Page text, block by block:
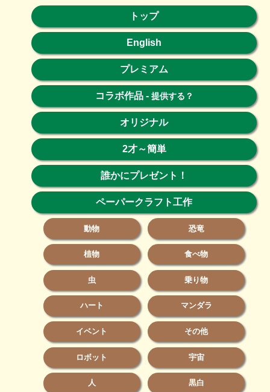
トップ
English
プレミアム
コラボ作品- 提供する？
オリジナル
2才～簡単
誰かにプレゼント！
ペーパークラフト工作
動物 恐竜
植物 食べ物
虫 乗り物
ハート マンダラ
イベント その他
ロボット 宇宙
人 黒白